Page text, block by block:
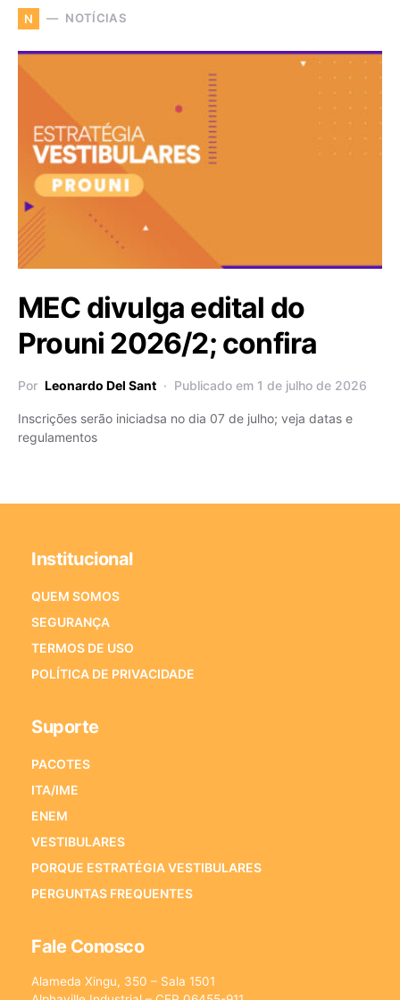
N NOTÍCIAS
MEC divulga edital do
Prouni 2026/2; confira
Por Leonardo Del Sant Publicado em 1 de julho de 2026
Inscrições serão iniciadsa no dia 07 de julho; veja datas e
regulamentos
Institucional
QUEM SOMOS
SEGURANÇA
TERMOS DE USO
POLÍTICA DE PRIVACIDADE
Suporte
PACOTES
ITA/IME
ENEM
VESTIBULARES
PORQUE ESTRATÉGIA VESTIBULARES
PERGUNTAS FREQUENTES
Fale Conosco
Alameda Xingu, 350 – Sala 1501